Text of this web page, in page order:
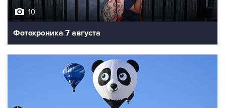
10
Фотохроника 7 августа